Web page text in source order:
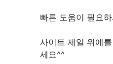
빠른 도움이 필요
사이트 제일 위에
세요^^